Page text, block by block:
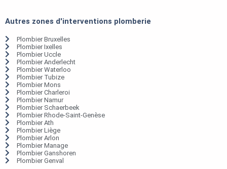
Autres zones d'interventions plomberie
Plombier Bruxelles
Plombier Ixelles
Plombier Uccle
Plombier Anderlecht
Plombier Waterloo
Plombier Tubize
Plombier Mons
Plombier Charleroi
Plombier Namur
Plombier Schaerbeek
Plombier Rhode-Saint-Genèse
Plombier Ath
Plombier Liège
Plombier Arlon
Plombier Manage
Plombier Ganshoren
Plombier Genval